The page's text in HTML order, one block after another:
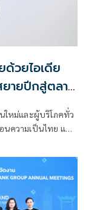
ด้วยไอเดีย
ายปีกสู่ตลาด
ใหม่และผู้บริโภคทั่ว
นความเป็นไทย แต่